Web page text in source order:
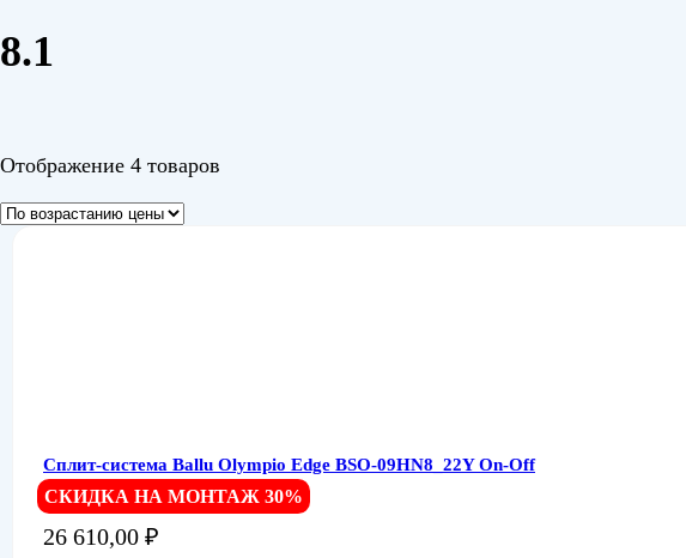
8.1
Отображение 4 товаров
Сплит-система Ballu Olympio Edge BSO-09HN8_22Y On-Off
СКИДКА НА МОНТАЖ 30%
26 610,00 ₽